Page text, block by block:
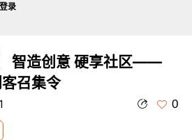
智造创意 硬享社区——
召集令
0
登录